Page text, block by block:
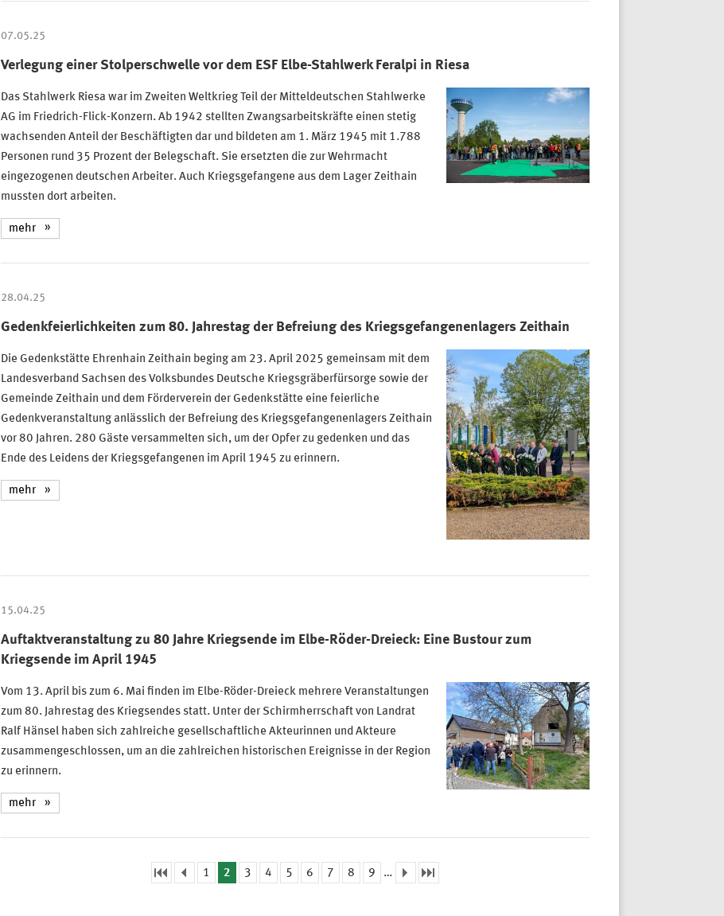
07.05.25
Verlegung einer Stolperschwelle vor dem ESF Elbe-Stahlwerk Feralpi in Riesa
Das Stahlwerk Riesa war im Zweiten Weltkrieg Teil der Mitteldeutschen Stahlwerke
AG im Friedrich-Flick-Konzern. Ab 1942 stellten Zwangsarbeitskräfte einen stetig
wachsenden Anteil der Beschäftigten dar und bildeten am 1. März 1945 mit 1.788
Personen rund 35 Prozent der Belegschaft. Sie ersetzten die zur Wehrmacht
eingezogenen deutschen Arbeiter. Auch Kriegsgefangene aus dem Lager Zeithain
mussten dort arbeiten.
mehr
28.04.25
Gedenkfeierlichkeiten zum 80. Jahrestag der Befreiung des Kriegsgefangenenlagers Zeithain
Die Gedenkstätte Ehrenhain Zeithain beging am 23. April 2025 gemeinsam mit dem
Landesverband Sachsen des Volksbundes Deutsche Kriegsgräberfürsorge sowie der
Gemeinde Zeithain und dem Förderverein der Gedenkstätte eine feierliche
Gedenkveranstaltung anlässlich der Befreiung des Kriegsgefangenenlagers Zeithain
vor 80 Jahren. 280 Gäste versammelten sich, um der Opfer zu gedenken und das
Ende des Leidens der Kriegsgefangenen im April 1945 zu erinnern.
mehr
15.04.25
Auftaktveranstaltung zu 80 Jahre Kriegsende im Elbe-Röder-Dreieck: Eine Bustour zum
Kriegsende im April 1945
Vom 13. April bis zum 6. Mai finden im Elbe-Röder-Dreieck mehrere Veranstaltungen
zum 80. Jahrestag des Kriegsendes statt. Unter der Schirmherrschaft von Landrat
Ralf Hänsel haben sich zahlreiche gesellschaftliche Akteurinnen und Akteure
zusammengeschlossen, um an die zahlreichen historischen Ereignisse in der Region
zu erinnern.
mehr
1 2 3 4 5 6 7 8 9 …